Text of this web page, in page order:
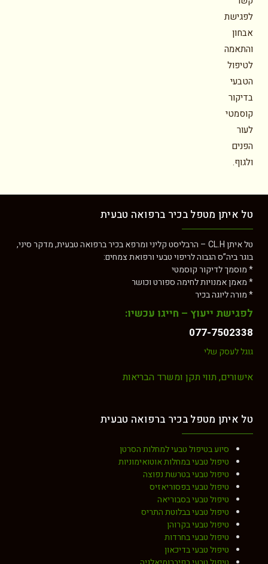
לפגישת
אבחון
והתאמה
לטיפול
הטבעי
בדיקור
קוסמטי
לעור
הפנים
ולגוף.
טל איתן מטפל בכיר ברפואה טבעית
טל איתן CL.H – הרבליסט קליני ומרפא בכיר ברפואה טבעית, מדקר סיני,
בוגר ביה”ס הגבוה לריפוי טבעי ורפואת צמחים:
* מוסמך לדיקור קוסמטי
* מאמן אמנויות לחימה ספורט וכושר
* מורה ליוגה בכיר
לפגישת ייעוץ – חייגו עכשיו:
077-7502338
גוגל לעסק שלי
אישורים, תווי תקן ומשרד הבריאות
טל איתן מטפל בכיר ברפואה טבעית
סיוע בטיפול טבעי למחלות הסרטן
טיפול טבעי במחלות אוטואימוניות
טיפול טבעי בטרשת נפוצה
טיפול טבעי בפסוריאזיס
טיפול טבעי בסבוריאה
טיפול טבעי בבלוטת התריס
טיפול טבעי בקרוהן
טיפול טבעי בחרדות
טיפול טבעי בדיכאון